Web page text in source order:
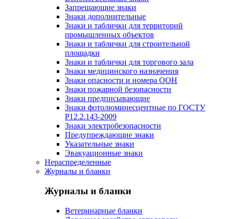
Запрещающие знаки
Знаки дополнительные
Знаки и таблички для территорий
промышленных объектов
Знаки и таблички для строительной
площадки
Знаки и таблички для торгового зала
Знаки медицинского назначения
Знаки опасности и номера ООН
Знаки пожарной безопасности
Знаки предписывающие
Знаки фотолюминесцентные по ГОСТУ
Р12.2.143-2009
Знаки электробезопасности
Предупреждающие знаки
Указательные знаки
Эвакуационные знаки
Нераспределенные
Журналы и бланки
Журналы и бланки
Ветеринарные бланки